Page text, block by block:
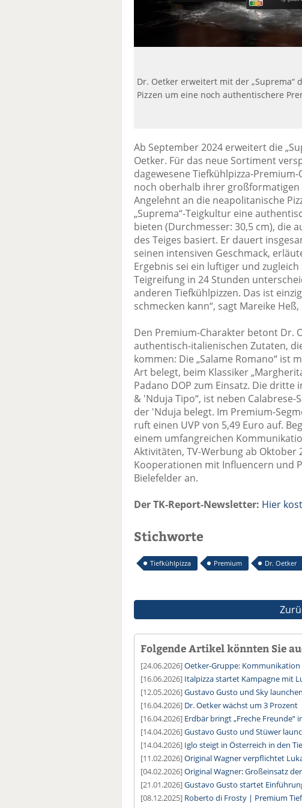
Dr. Oetker erweitert mit der „Suprema“
Pizzen um eine noch authentischere
Ab September 2024 erweitert die
Oetker. Für das neue Sortiment
dagewesene Tiefkühlpizza-
noch oberhalb ihrer großformatigen
Angelehnt an die neapolitanische
„Suprema“-Teigkultur eine
bieten (Durchmesser: 30,5 cm), die
des Teiges basiert. Er dauert
seinen intensiven Geschmack,
Ergebnis sei ein luftiger und
Teigreifung in 24 Stunden
anderen Tiefkühlpizzen. Das ist
schmecken kann“, sagt Mareike
Den Premium-Charakter betont Dr.
authentisch-italienischen Zutaten,
kommen: Die „Salame Romano“ ist
Art belegt, beim Klassiker
Padano DOP zum Einsatz. Die dritte
& 'Nduja Tipo“, ist neben
der 'Nduja belegt. Im Premium-
ruft einen UVP von 5,49 Euro auf.
einem umfangreichen
Aktivitäten, TV-Werbung ab
Kooperationen mit Influencern und
Bielefelder an.
Der TK-Report-Newsletter: Hier
Stichworte
Tiefkühlpizza Premium Dr. Oetker
Folgende Artikel könnten Sie
[24.06.2026]Oetker-Gruppe:
[16.06.2026] Italpizza startet Kampagne mit
[12.05.2026]Gustavo Gusto und Sky
[16.04.2026] Dr. Oetker wächst um 3 Prozent
[16.04.2026] Erdbär bringt „Freche Freunde“
[14.04.2026]Gustavo Gusto und Stüwer
[14.04.2026] Iglo steigt in Österreich in den
[11.02.2026]Original Wagner verpflichtet
[04.02.2026]Original Wagner: Großeinsatz
[21.01.2026]Gustavo Gusto startet
[08.12.2025] Roberto di Frosty | Premium